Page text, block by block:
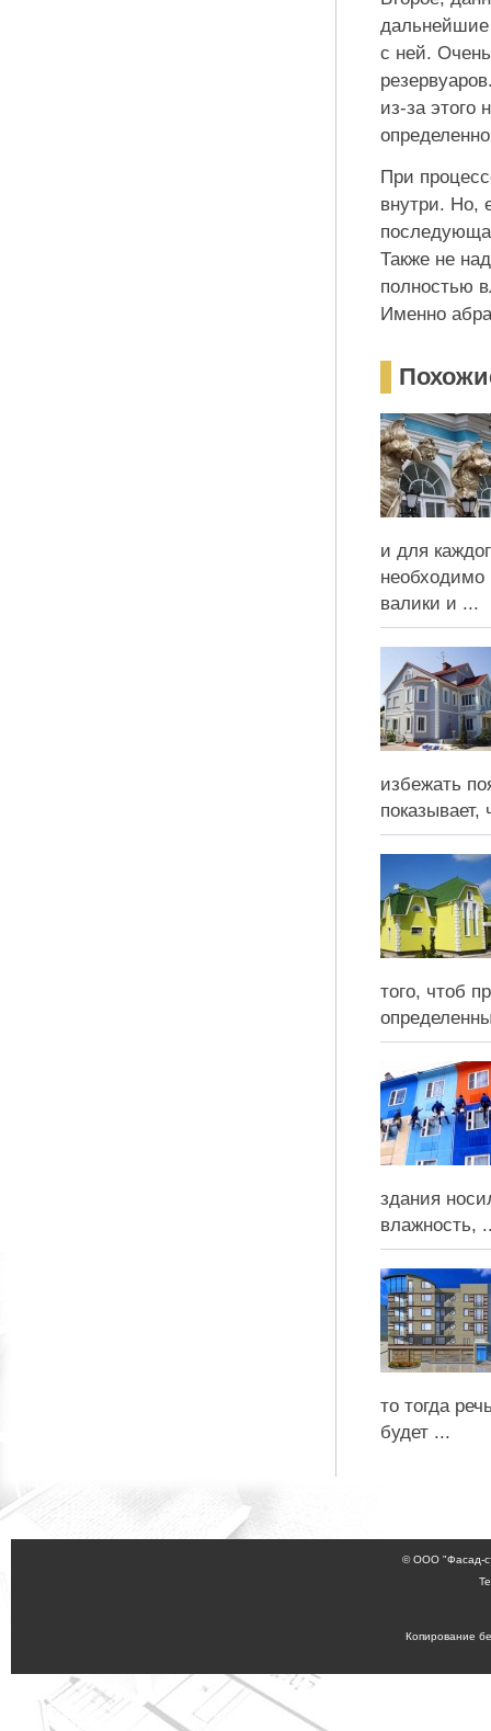
дальнейшие
с ней.
из-за этого
При
внутри. Но,
Также не
полностью
Именно
и для
валики и ...
избежать
того, чтоб
здания
влажность,
то тогда
будет ...
© ООО "Фасад-
Копирование